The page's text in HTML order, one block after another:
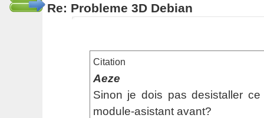
Re: Probleme 3D Debian
Citation
Aeze
Sinon je dois pas desistaller
module-asistant avant?